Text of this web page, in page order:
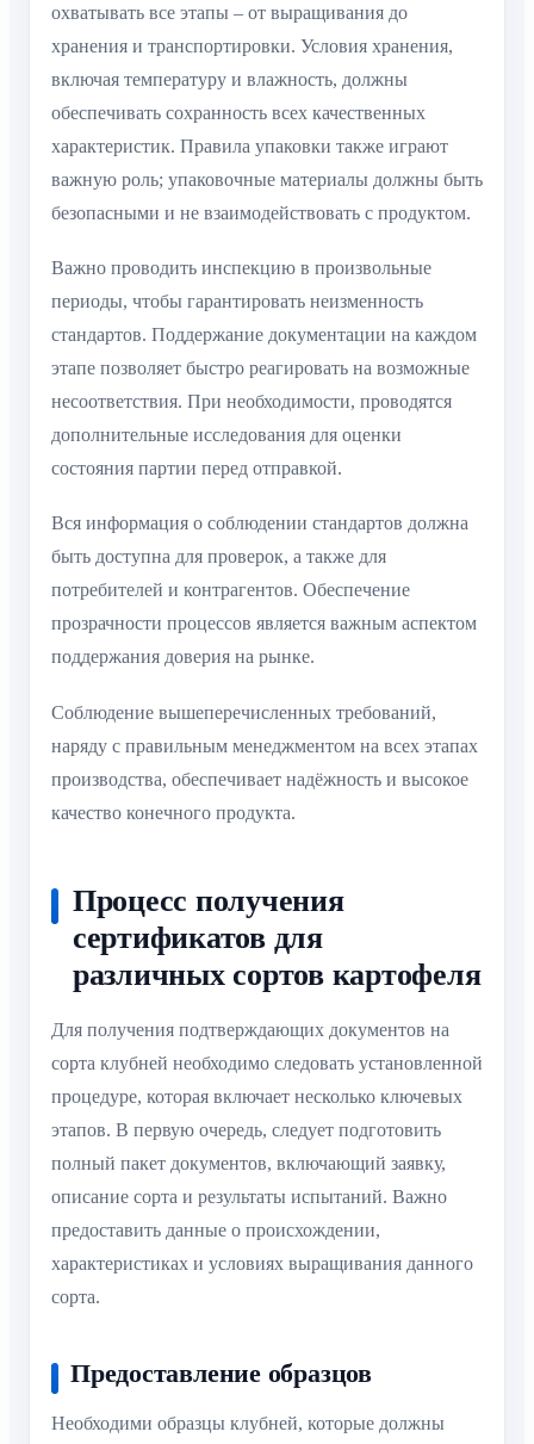
охватывать все этапы – от выращивания до
хранения и транспортировки. Условия хранения,
включая температуру и влажность, должны
обеспечивать сохранность всех качественных
характеристик. Правила упаковки также играют
важную роль; упаковочные материалы должны быть
безопасными и не взаимодействовать с продуктом.
Важно проводить инспекцию в произвольные
периоды, чтобы гарантировать неизменность
стандартов. Поддержание документации на каждом
этапе позволяет быстро реагировать на возможные
несоответствия. При необходимости, проводятся
дополнительные исследования для оценки
состояния партии перед отправкой.
Вся информация о соблюдении стандартов должна
быть доступна для проверок, а также для
потребителей и контрагентов. Обеспечение
прозрачности процессов является важным аспектом
поддержания доверия на рынке.
Соблюдение вышеперечисленных требований,
наряду с правильным менеджментом на всех этапах
производства, обеспечивает надёжность и высокое
качество конечного продукта.
Процесс получения
сертификатов для
различных сортов картофеля
Для получения подтверждающих документов на
сорта клубней необходимо следовать установленной
процедуре, которая включает несколько ключевых
этапов. В первую очередь, следует подготовить
полный пакет документов, включающий заявку,
описание сорта и результаты испытаний. Важно
предоставить данные о происхождении,
характеристиках и условиях выращивания данного
сорта.
Предоставление образцов
Необходими образцы клубней, которые должны